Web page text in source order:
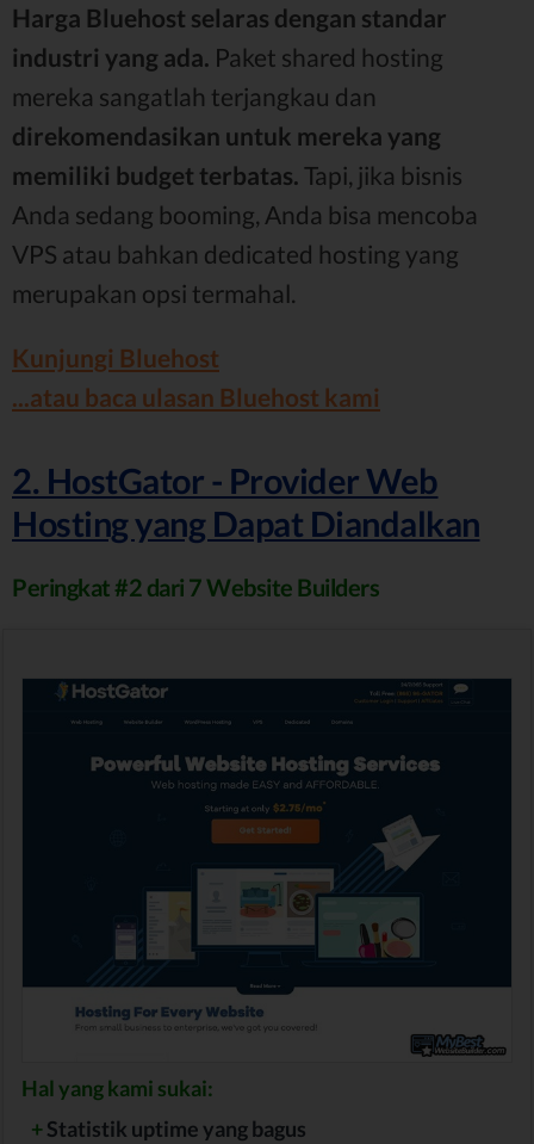
Harga Bluehost selaras dengan standar
industri yang ada. Paket shared hosting
mereka sangatlah terjangkau dan
direkomendasikan untuk mereka yang
memiliki budget terbatas. Tapi, jika bisnis
Anda sedang booming, Anda bisa mencoba
VPS atau bahkan dedicated hosting yang
merupakan opsi termahal.
Kunjungi Bluehost
...atau baca ulasan Bluehost kami
2. HostGator - Provider Web
Hosting yang Dapat Diandalkan
Peringkat #2 dari 7 Website Builders
Hal yang kami sukai:
+Statistik uptime yang bagus